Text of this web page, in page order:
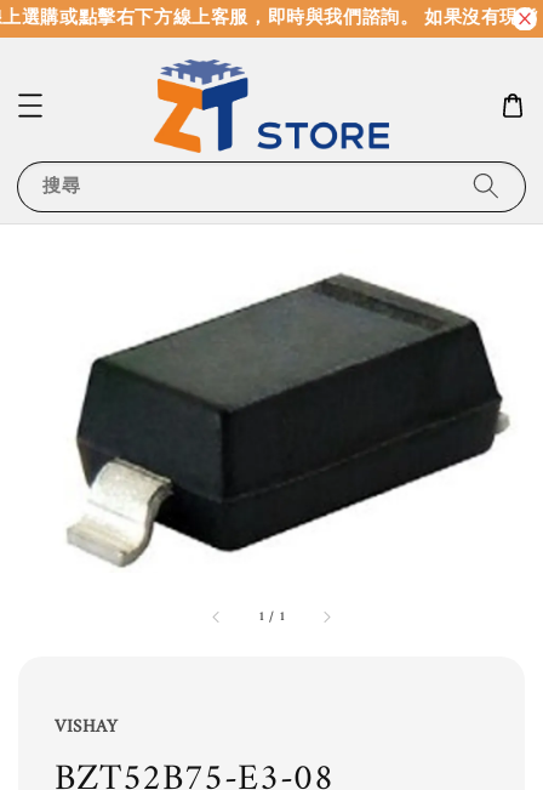
選購或點擊右下方線上客服，即時與我們諮詢。 如果沒有現貨
搜尋
1 / 1
VISHAY